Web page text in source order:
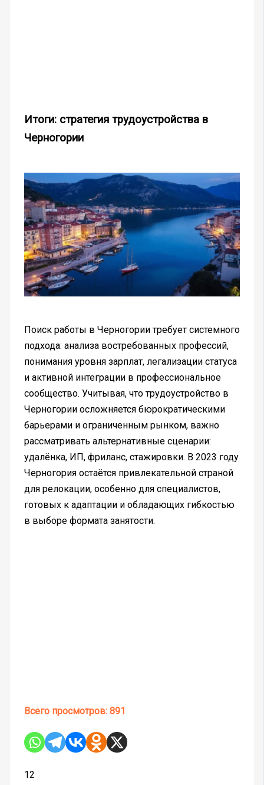
Итоги: стратегия трудоустройства в
Черногории
Поиск работы в Черногории требует системного
подхода: анализа востребованных профессий,
понимания уровня зарплат, легализации статуса
и активной интеграции в профессиональное
сообщество. Учитывая, что трудоустройство в
Черногории осложняется бюрократическими
барьерами и ограниченным рынком, важно
рассматривать альтернативные сценарии:
удалёнка, ИП, фриланс, стажировки. В 2023 году
Черногория остаётся привлекательной страной
для релокации, особенно для специалистов,
готовых к адаптации и обладающих гибкостью
в выборе формата занятости.
Всего просмотров: 891
12